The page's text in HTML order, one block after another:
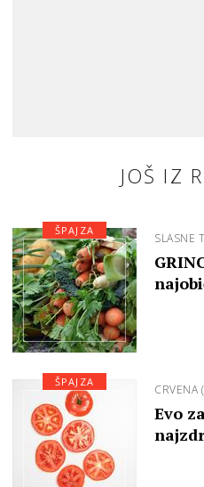
JOŠ IZ
SLASNE
ŠPAJZA
CRVENA
Evo
ŠPAJZA